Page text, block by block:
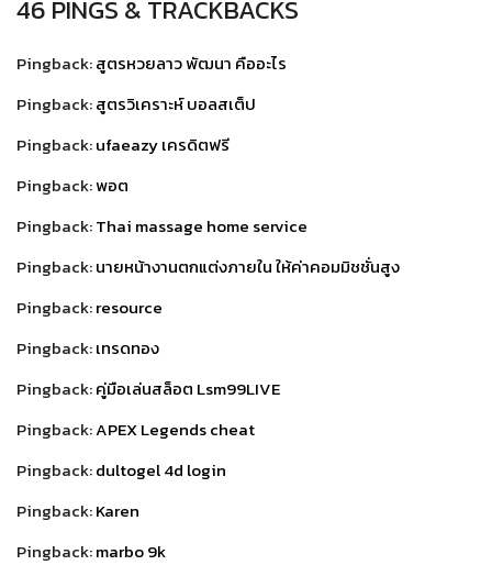
46 PINGS & TRACKBACKS
Pingback:สูตรหวยลาว พัฒนา คืออะไร
Pingback:สูตรวิเคราะห์ บอลสเต็ป
Pingback:ufaeazy เครดิตฟรี
Pingback:พอต
Pingback:Thai massage home service
Pingback:นายหน้างานตกแต่งภายใน ให้ค่าคอมมิชชั่นสูง
Pingback:resource
Pingback:เทรดทอง
Pingback:คู่มือเล่นสล็อต Lsm99LIVE
Pingback:APEX Legends cheat
Pingback:dultogel 4d login
Pingback:Karen
Pingback:marbo 9k